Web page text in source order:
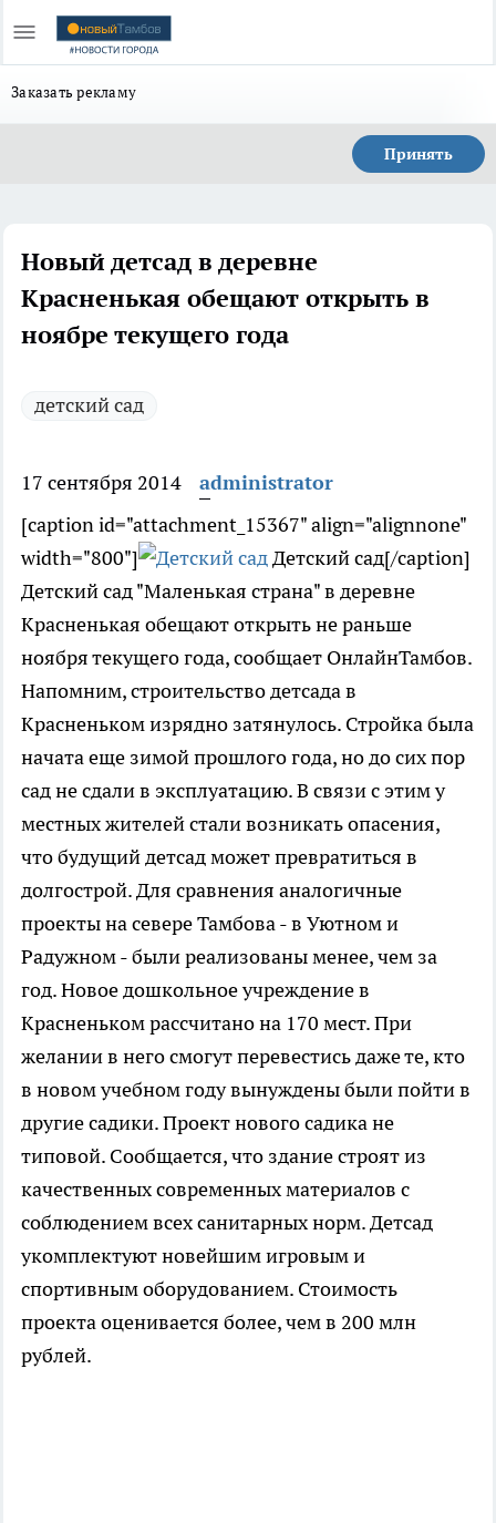
Заказать рекламу
Принять
Новый детсад в деревне
Красненькая обещают открыть в
ноябре текущего года
детский сад
17 сентября 2014
administrator
[caption id="attachment_15367" align="alignnone"
width="800"]
Детский сад[/caption]
Детский сад "Маленькая страна" в деревне
Красненькая обещают открыть не раньше
ноября текущего года, сообщает ОнлайнТамбов.
Напомним, строительство детсада в
Красненьком изрядно затянулось. Стройка была
начата еще зимой прошлого года, но до сих пор
сад не сдали в эксплуатацию. В связи с этим у
местных жителей стали возникать опасения,
что будущий детсад может превратиться в
долгострой. Для сравнения аналогичные
проекты на севере Тамбова - в Уютном и
Радужном - были реализованы менее, чем за
год. Новое дошкольное учреждение в
Красненьком рассчитано на 170 мест. При
желании в него смогут перевестись даже те, кто
в новом учебном году вынуждены были пойти в
другие садики. Проект нового садика не
типовой. Сообщается, что здание строят из
качественных современных материалов с
соблюдением всех санитарных норм. Детсад
укомплектуют новейшим игровым и
спортивным оборудованием. Стоимость
проекта оценивается более, чем в 200 млн
рублей.